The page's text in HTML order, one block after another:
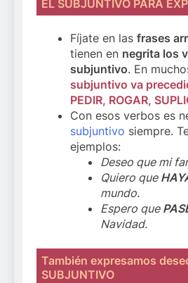
EL SUBJUNTIVO PARA
Fíjate en las frases
tienen en negrita los
subjuntivo. En
subjuntivo va
PEDIR, ROGAR,
Con esos verbos es
subjuntivo siempre.
ejemplos:
Deseo que mi
Quiero que
mundo.
Espero que
Navidad.
También expresamos
SUBJUNTIVO